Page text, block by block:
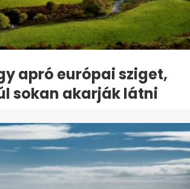
apró európai sziget,
sokan akarják látni